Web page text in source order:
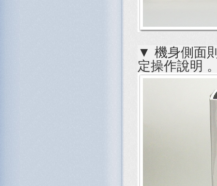
▼ 機身側面
定操作說明